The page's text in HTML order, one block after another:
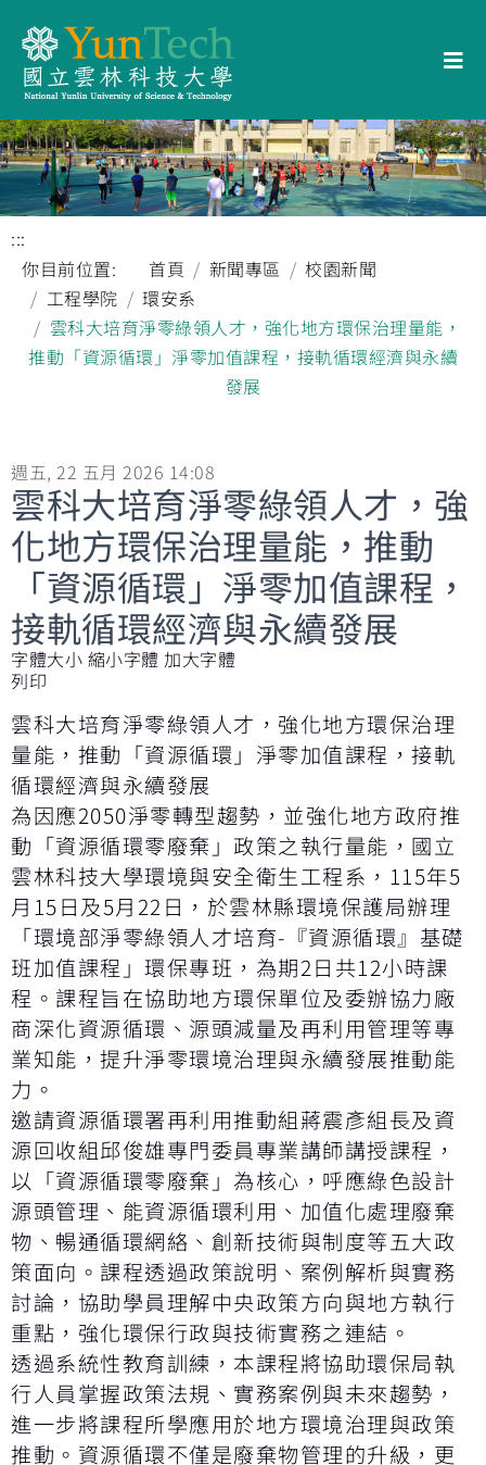
:::
你目前位置:
首頁 新聞專區
校園新聞
工程學院
環安系
雲科大培育淨零綠領人才，強化地方環保治理量能，
推動「資源循環」淨零加值課程，接軌循環經濟與永續
發展
週五, 22 五月 2026 14:08
雲科大培育淨零綠領人才，強
化地方環保治理量能，推動
「資源循環」淨零加值課程，
接軌循環經濟與永續發展
字體大小 縮小字體 加大字體
列印
雲科大培育淨零綠領人才，強化地方環保治理
量能，推動「資源循環」淨零加值課程，接軌
循環經濟與永續發展
為因應2050淨零轉型趨勢，並強化地方政府推
動「資源循環零廢棄」政策之執行量能，國立
雲林科技大學環境與安全衛生工程系，115年5
月15日及5月22日，於雲林縣環境保護局辦理
「環境部淨零綠領人才培育-『資源循環』基礎
班加值課程」環保專班，為期2日共12小時課
程。課程旨在協助地方環保單位及委辦協力廠
商深化資源循環、源頭減量及再利用管理等專
業知能，提升淨零環境治理與永續發展推動能
力。
邀請資源循環署再利用推動組蔣震彥組長及資
源回收組邱俊雄專門委員專業講師講授課程，
以「資源循環零廢棄」為核心，呼應綠色設計
源頭管理、能資源循環利用、加值化處理廢棄
物、暢通循環網絡、創新技術與制度等五大政
策面向。課程透過政策說明、案例解析與實務
討論，協助學員理解中央政策方向與地方執行
重點，強化環保行政與技術實務之連結。
透過系統性教育訓練，本課程將協助環保局執
行人員掌握政策法規、實務案例與未來趨勢，
進一步將課程所學應用於地方環境治理與政策
推動。資源循環不僅是廢棄物管理的升級，更